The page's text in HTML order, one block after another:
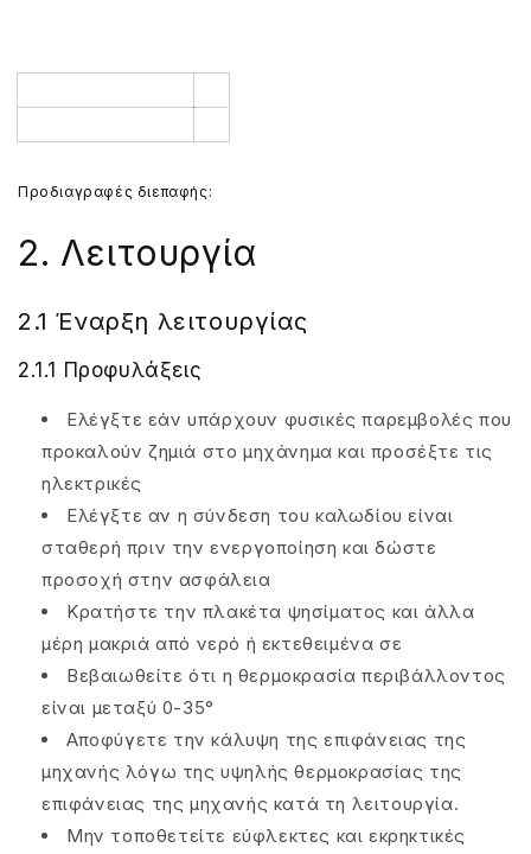
Προδιαγραφές διεπαφής:
2. Λειτουργία
2.1 Έναρξη λειτουργίας
2.1.1 Προφυλάξεις
Ελέγξτε εάν υπάρχουν φυσικές παρεμβολές που
προκαλούν ζημιά στο μηχάνημα και προσέξτε τις
ηλεκτρικές
Ελέγξτε αν η σύνδεση του καλωδίου είναι
σταθερή πριν την ενεργοποίηση και δώστε
προσοχή στην ασφάλεια
Κρατήστε την πλακέτα ψησίματος και άλλα
μέρη μακριά από νερό ή εκτεθειμένα σε
Βεβαιωθείτε ότι η θερμοκρασία περιβάλλοντος
είναι μεταξύ 0-35°
Αποφύγετε την κάλυψη της επιφάνειας της
μηχανής λόγω της υψηλής θερμοκρασίας της
επιφάνειας της μηχανής κατά τη λειτουργία.
Μην τοποθετείτε εύφλεκτες και εκρηκτικές